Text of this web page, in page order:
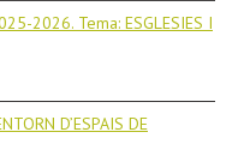
2026. Tema: ESGLESIES I
D’ESPAIS DE